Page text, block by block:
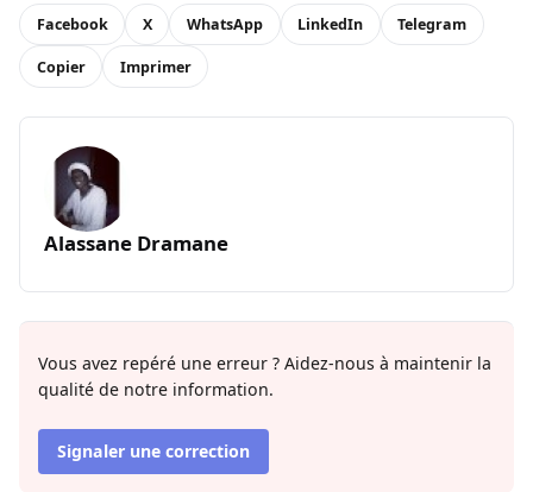
Facebook X WhatsApp LinkedIn Telegram
Copier Imprimer
Alassane Dramane
Vous avez repéré une erreur ? Aidez-nous à maintenir la
qualité de notre information.
Signaler une correction